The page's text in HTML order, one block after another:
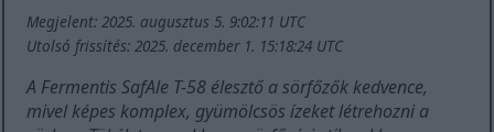
Megjelent: 2025. augusztus 5. 9:02:11 UTC
Utolsó frissítés: 2025. december 1. 15:18:24 UTC
A Fermentis SafAle T-58 élesztő a sörfőzők kedvence,
mivel képes komplex, gyümölcsös ízeket létrehozni a